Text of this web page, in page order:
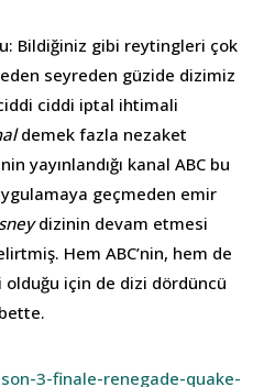
Bildiğiniz gibi reytingleri çok
seyreden güzide dizimiz
ciddi iptal ihtimali
demek fazla nezaket
yayınlandığı kanal ABC bu
geçmeden emir
dizinin devam etmesi
Hem ABC’nin, hem de
olduğu için de dizi dördüncü